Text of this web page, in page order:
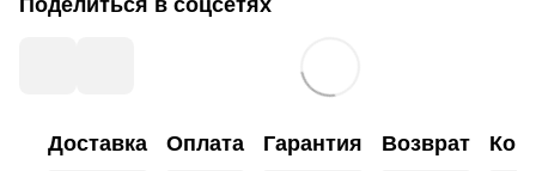
Доставка Оплата Гарантия Возврат